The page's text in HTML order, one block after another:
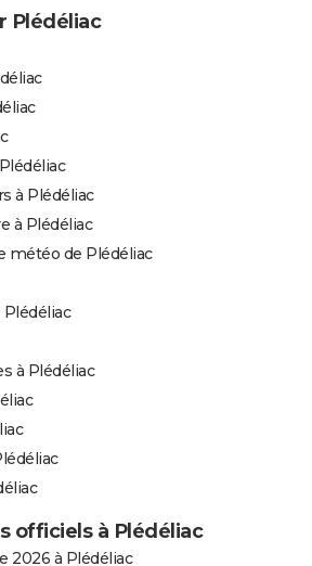
Plédéliac
à Plédéliac
à Plédéliac
météo de Plédéliac
à Plédéliac
officiels à Plédéliac
2026 à Plédéliac